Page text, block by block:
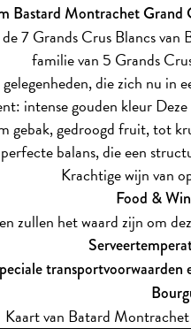
Bastard Montrachet
7 Grands Crus Blancs
familie van 5 Grands
die zich nu
intense gouden kleur
gebak, gedroogd fruit, tot
balans, die een
Krachtige wijn van
Food &
zullen het waard zijn om
transportvoorwaarden
Kaart van Batard